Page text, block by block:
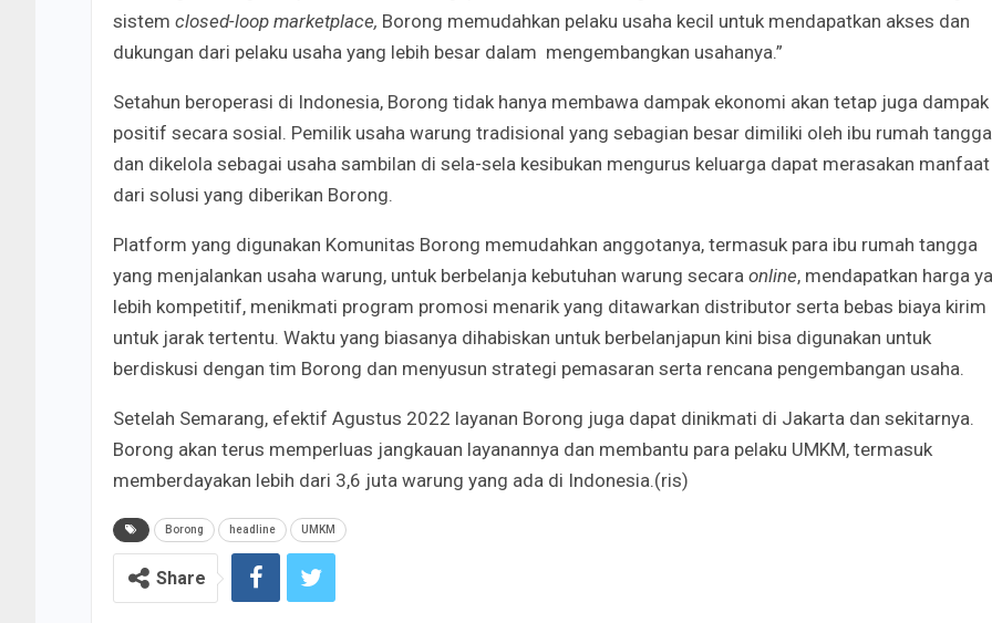
sistem closed-loop marketplace, Borong memudahkan pelaku usaha kecil untuk mendapatkan akses dan
dukungan dari pelaku usaha yang lebih besar dalam mengembangkan usahanya.”
Setahun beroperasi di Indonesia, Borong tidak hanya membawa dampak ekonomi akan tetap juga dampak
positif secara sosial. Pemilik usaha warung tradisional yang sebagian besar dimiliki oleh ibu rumah tangga
dan dikelola sebagai usaha sambilan di sela-sela kesibukan mengurus keluarga dapat merasakan manfaat
dari solusi yang diberikan Borong.
Platform yang digunakan Komunitas Borong memudahkan anggotanya, termasuk para ibu rumah tangga
yang menjalankan usaha warung, untuk berbelanja kebutuhan warung secara online, mendapatkan harga
lebih kompetitif, menikmati program promosi menarik yang ditawarkan distributor serta bebas biaya kirim
untuk jarak tertentu. Waktu yang biasanya dihabiskan untuk berbelanjapun kini bisa digunakan untuk
berdiskusi dengan tim Borong dan menyusun strategi pemasaran serta rencana pengembangan usaha.
Setelah Semarang, efektif Agustus 2022 layanan Borong juga dapat dinikmati di Jakarta dan sekitarnya.
Borong akan terus memperluas jangkauan layanannya dan membantu para pelaku UMKM, termasuk
memberdayakan lebih dari 3,6 juta warung yang ada di Indonesia.(ris)
Borong headline UMKM
Share